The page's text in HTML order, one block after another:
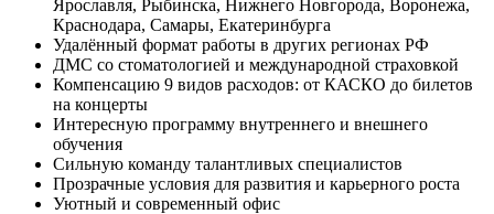
Ярославля, Рыбинска, Нижнего Новгорода, Воронежа,
Краснодара, Самары, Екатеринбурга
Удалённый формат работы в других регионах РФ
ДМС со стоматологией и международной страховкой
Компенсацию 9 видов расходов: от КАСКО до билетов
на концерты
Интересную программу внутреннего и внешнего
обучения
Сильную команду талантливых специалистов
Прозрачные условия для развития и карьерного роста
Уютный и современный офис